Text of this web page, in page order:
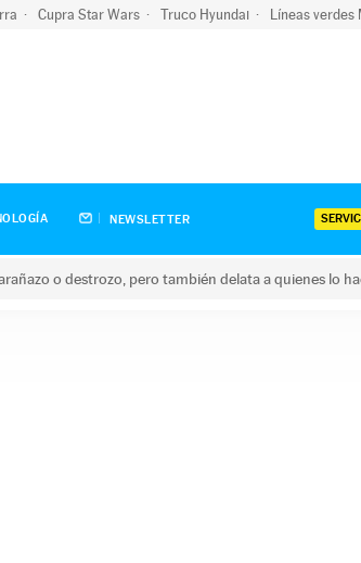
Cupra Star Wars Truco Hyundai Líneas verdes
NEWSLETTER
o destrozo, pero también delata a quienes lo